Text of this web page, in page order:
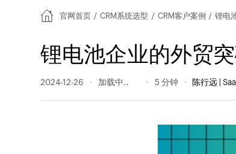
官网首页 / CRM系统选型 / CRM客户案例 / 锂电
锂电池企业的外贸
2024-12-26 259 阅读量 5 分钟 陈行远 |